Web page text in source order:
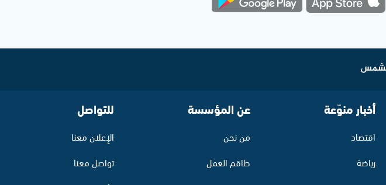
أخبار منوّعة
اقتصاد
رياضة
عن المؤسسة
من نحن
طاقم العمل
للتواصل
الإعلان معنا
تواصل معنا